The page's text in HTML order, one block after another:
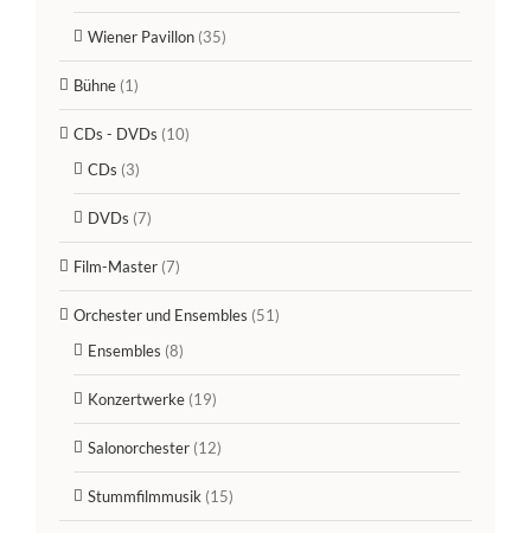
Wiener Pavillon (35)
Bühne (1)
CDs - DVDs (10)
CDs (3)
DVDs (7)
Film-Master (7)
Orchester und Ensembles (51)
Ensembles (8)
Konzertwerke (19)
Salonorchester (12)
Stummfilmmusik (15)